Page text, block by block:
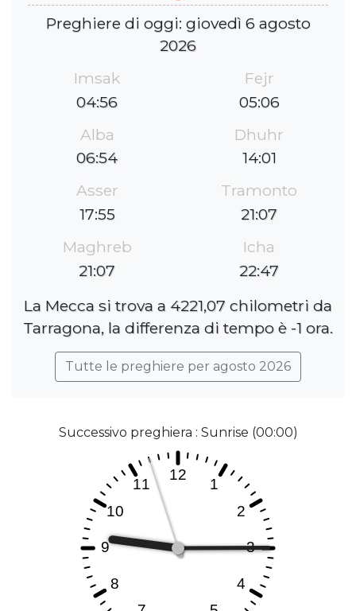
Preghiere di oggi: giovedì 6 agosto
2026
Imsak
04:56
Fejr
05:06
Alba
06:54
Dhuhr
14:01
Asser
17:55
Tramonto
21:07
Maghreb
21:07
Icha
22:47
La Mecca si trova a 4221,07 chilometri da
Tarragona, la differenza di tempo è -1 ora.
Tutte le preghiere per agosto 2026
Successivo preghiera : Sunrise (00:00)